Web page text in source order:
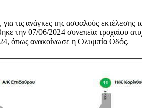
για τις ανάγκες της ασφαλούς
την 07/06/2024 συνεπεία τροχαίου
όπως ανακοίνωσε η Ολυμπία Οδός.